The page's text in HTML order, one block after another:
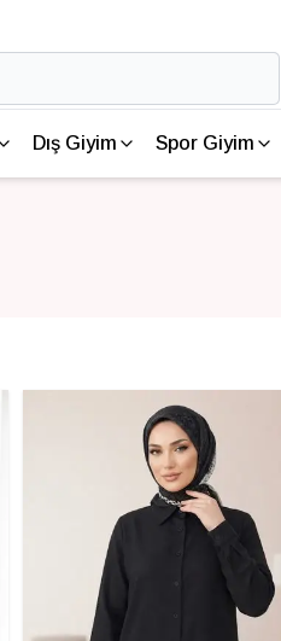
Dış Giyim Spor Giyim